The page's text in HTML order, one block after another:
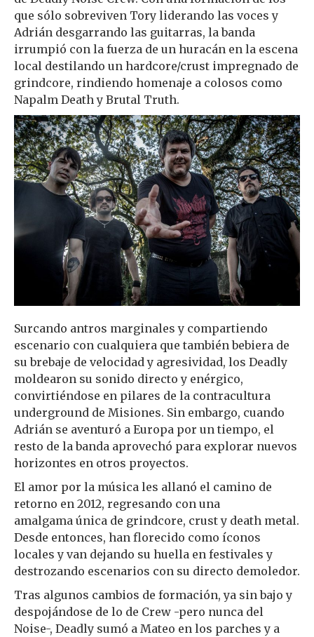
que sólo sobreviven Tory liderando las voces y
Adrián desgarrando las guitarras, la banda
irrumpió con la fuerza de un huracán en la escena
local destilando un hardcore/crust impregnado de
grindcore, rindiendo homenaje a colosos como
Napalm Death y Brutal Truth.
Surcando antros marginales y compartiendo
escenario con cualquiera que también bebiera de
su brebaje de velocidad y agresividad, los Deadly
moldearon su sonido directo y enérgico,
convirtiéndose en pilares de la contracultura
underground de Misiones. Sin embargo, cuando
Adrián se aventuró a Europa por un tiempo, el
resto de la banda aprovechó para explorar nuevos
horizontes en otros proyectos.
El amor por la música les allanó el camino de
retorno en 2012, regresando con una
amalgama única de grindcore, crust y death metal.
Desde entonces, han florecido como íconos
locales y van dejando su huella en festivales y
destrozando escenarios con su directo demoledor.
Tras algunos cambios de formación, ya sin bajo y
despojándose de lo de Crew -pero nunca del
Noise-, Deadly sumó a Mateo en los parches y a